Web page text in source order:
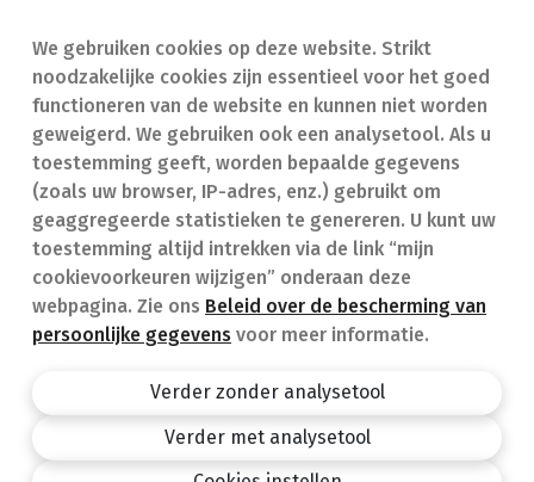
We gebruiken cookies op deze website. Strikt
noodzakelijke cookies zijn essentieel voor het goed
functioneren van de website en kunnen niet worden
geweigerd. We gebruiken ook een analysetool. Als u
toestemming geeft, worden bepaalde gegevens
(zoals uw browser, IP-adres, enz.) gebruikt om
geaggregeerde statistieken te genereren. U kunt uw
toestemming altijd intrekken via de link “mijn
cookievoorkeuren wijzigen” onderaan deze
webpagina. Zie ons Beleid over de bescherming van
persoonlijke gegevens voor meer informatie.
Verder zonder analysetool
Verder met analysetool
Vind een apotheek
Onze expertise
Ziekten
Geneesmiddelen
In geval van nood
Contact
Veelgestelde vragen
(FAQ)
Apotheek.be
Privacy policy
Algemene voorwaarden
design by